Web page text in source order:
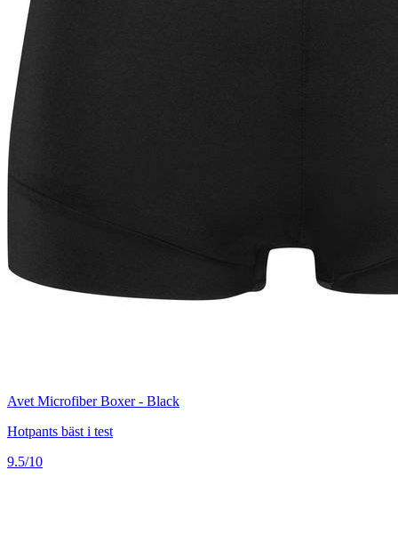
Avet Microfiber Boxer - Black
Hotpants bäst i test
9.5/10